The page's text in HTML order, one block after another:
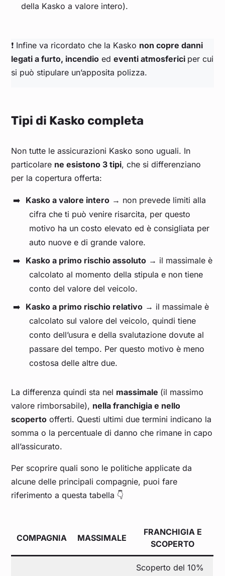
della Kasko a valore intero).
❗ Infine va ricordato che la Kasko non copre danni
legati a furto, incendio edeventi atmosferici per cui
si può stipulare un’apposita polizza.
Tipi di Kasko completa
Non tutte le assicurazioni Kasko sono uguali. In
particolare ne esistono 3 tipi, che si differenziano
per la copertura offerta:
Kasko a valore intero → non prevede limiti alla
cifra che ti può venire risarcita, per questo
motivo ha un costo elevato ed è consigliata per
auto nuove e di grande valore.
Kasko a primo rischio assoluto → il massimale è
calcolato al momento della stipula e non tiene
conto del valore del veicolo.
Kasko a primo rischio relativo → il massimale è
calcolato sul valore del veicolo, quindi tiene
conto dell’usura e della svalutazione dovute al
passare del tempo. Per questo motivo è meno
costosa delle altre due.
La differenza quindi sta nel massimale (il massimo
valore rimborsabile), nella franchigia e nello
scoperto offerti. Questi ultimi due termini indicano la
somma o la percentuale di danno che rimane in capo
all’assicurato.
Per scoprire quali sono le politiche applicate da
alcune delle principali compagnie, puoi fare
riferimento a questa tabella 👇
COMPAGNIA MASSIMALE
FRANCHIGIA E
SCOPERTO
Scoperto del 10%